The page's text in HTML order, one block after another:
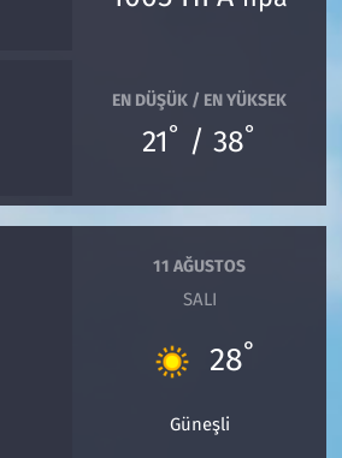
EN DÜŞÜK / EN YÜKSEK
21° / 38°
11 AĞUSTOS
SALI
28°
Güneşli